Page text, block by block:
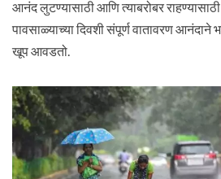
आनंद लुटण्यासाठी आणि त्याबरोबर
पावसाळ्याच्या दिवशी संपूर्ण वातावरण आनंदाने
खूप आवडतो.